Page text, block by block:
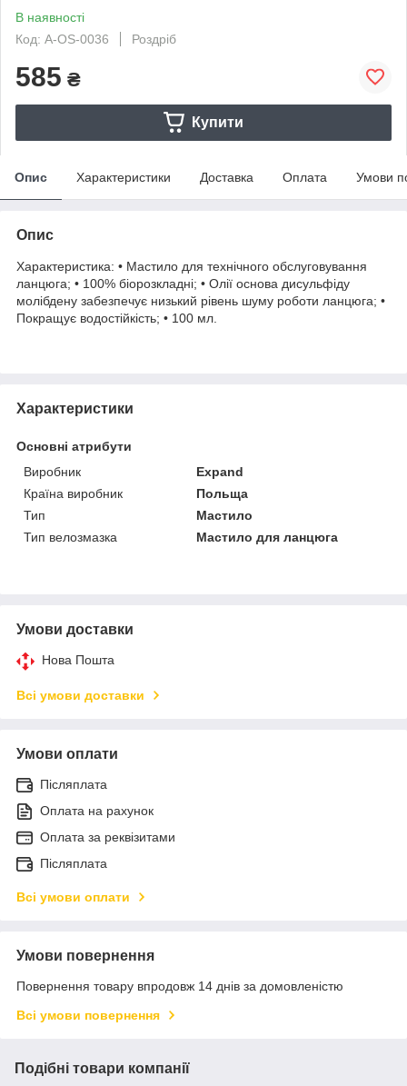
В наявності
Код: A-OS-0036
Роздріб
585 ₴
Купити
Опис Характеристики Доставка Оплата Умови
Опис
Характеристика: • Мастило для технічного обслуговування
ланцюга; • 100% біорозкладні; • Олії основа дисульфіду
молібдену забезпечує низький рівень шуму роботи ланцюга; •
Покращує водостійкість; • 100 мл.
Характеристики
Основні атрибути
Виробник
Expand
Країна виробник
Польща
Тип
Мастило
Тип велозмазка
Мастило для ланцюга
Умови доставки
Нова Пошта
Всі умови доставки
Умови оплати
Післяплата
Оплата на рахунок
Оплата за реквізитами
Післяплата
Всі умови оплати
Умови повернення
Повернення товару впродовж 14 днів за домовленістю
Всі умови повернення
Подібні товари компанії